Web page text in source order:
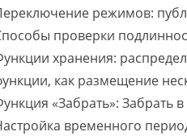
режимов:
проверки
хранения:
как размещение
«Забрать»: Забрать
временного